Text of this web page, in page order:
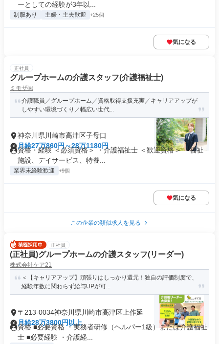
ーとしての経験が3年以...
制服あり 主婦・主夫歓迎 +25個
気になる
正社員
グループホームの介護スタッフ(介護福祉士)
ミモザ㈱
介護職員／グループホーム／資格取得支援充実／キャリアアップが
しやすい環境づくり／幅広い世代...
神奈川県川崎市高津区子母口
月給27万860円～28万1180円
資格・経験 ＜必須資格＞ ・介護福祉士 ＜歓迎資格＞ ・福祉
施設、デイサービス、特養...
業界未経験歓迎 +9個
気になる
この企業の類似求人を見る
正社員
(正社員)グループホームの介護スタッフ(リーダー)
株式会社ケア21
＜【キャリアアップ】頑張りはしっかり還元！独自の評価制度で、
経験年数に関わらず給与UPが可...
〒213-0034神奈川県川崎市高津区上作延
月給28万3800円以上
資格 ■必要資格 ・実務者研修（ヘルパー1級）または介護福祉
士 ■必要経験 ・介護経...